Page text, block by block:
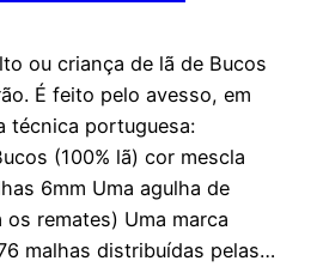
ou criança de lã de Bucos
É feito pelo avesso, em
técnica portuguesa:
(100% lã) cor mescla
6mm Uma agulha de
remates) Uma marca
malhas distribuídas pelas…